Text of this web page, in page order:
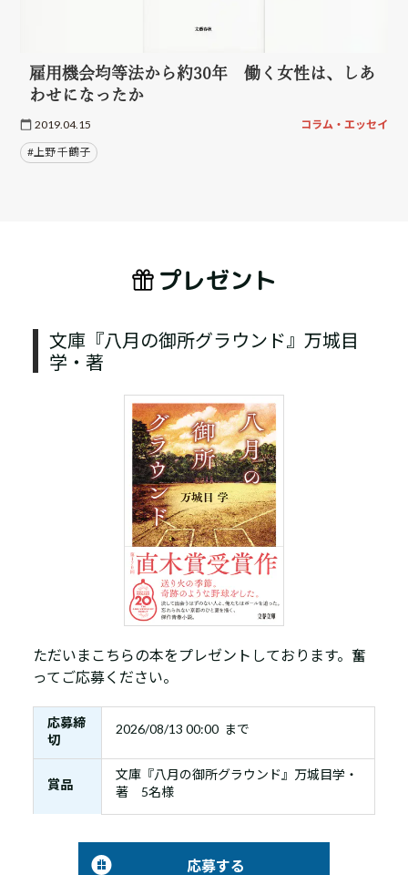
雇用機会均等法から約30年 働く女性は、しあ
わせになったか
2019.04.15 コラム・エッセイ
#上野 千鶴子
プレゼント
文庫『八月の御所グラウンド』万城目
学・著
ただいまこちらの本をプレゼントしております。奮
ってご応募ください。
応募締
切
2026/08/13 00:00 まで
賞品
文庫『八月の御所グラウンド』万城目学・
著 5名様
応募する